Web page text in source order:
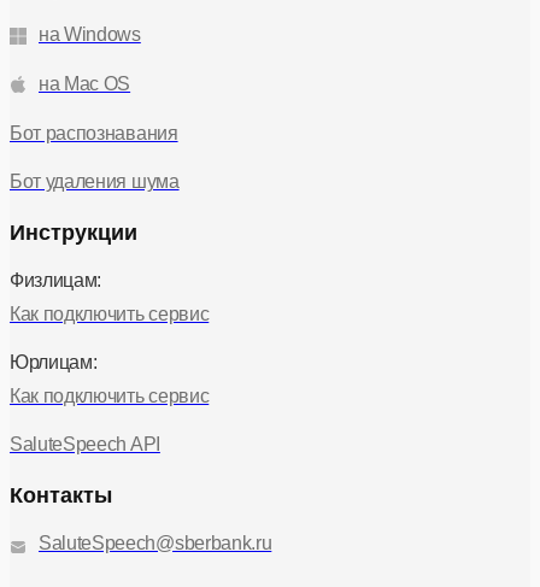
на Windows
на Mac OS
Бот распознавания
Бот удаления шума
Инструкции
Физлицам:
Как подключить сервис
Юрлицам:
Как подключить сервис
SaluteSpeech API
Контакты
SaluteSpeech@sberbank.ru